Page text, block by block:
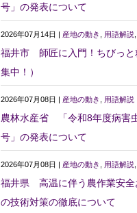
号」の発表について
2026年07月14日 | 産地の動き 用語解説
福井市 師匠に入門！ちびっと
集中！）
2026年07月08日 | 産地の動き 用語解説
農林水産省 「令和8年度病害
号」の発表について
2026年07月08日 | 産地の動き 用語解説
福井県 高温に伴う農作業安全
の技術対策の徹底について